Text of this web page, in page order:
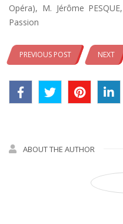
Opéra), M. Jérôme
Passion
PREVIOUS POST NEXT
ABOUT THE AUTHOR